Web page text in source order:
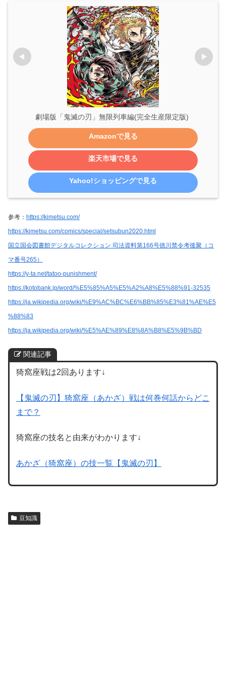
劇場版「鬼滅の刃」無限列車編(完全生産限定版)
Amazonで見る
楽天市場で見る
Yahoo!ショッピングで見る
参考： https://kimetsu.com/
https://kimetsu.com/comics/special/setsubun2020.html
国立国会図書館デジタルコレクション 司法資料第166号徳川禁令考後聚（コ
マ番号265）
https://y-ta.net/tatoo-punishment/
https://kotobank.jp/word/%E5%85%A5%E5%A2%A8%E5%88%91-32535
https://ja.wikipedia.org/wiki/%E9%AC%BC%E6%BB%85%E3%81%AE%E5
%88%83
https://ja.wikipedia.org/wiki/%E5%AE%89%E8%8A%B8%E5%9B%BD
関連記事
猗窩座戦は2回あります↓
【鬼滅の刃】猗窩座（あかざ）戦は何巻何話からどこ
まで？
猗窩座の技名と由来がわかります↓
あかざ（猗窩座）の技一覧【鬼滅の刃】
豆知識